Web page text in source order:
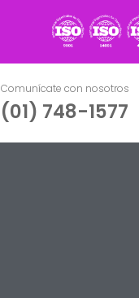
Comunícate con nosotros
(01) 748-1577